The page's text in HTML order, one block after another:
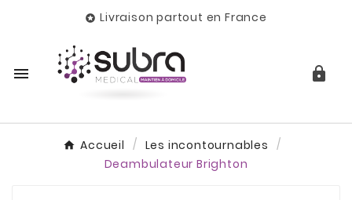
 Livraison partout en France
 
Accueil
Les incontournables
Deambulateur Brighton